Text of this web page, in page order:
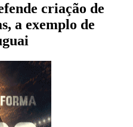
criação de
a exemplo de